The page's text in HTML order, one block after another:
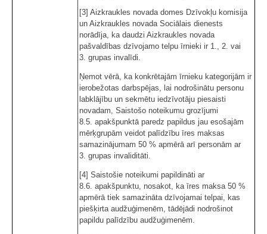
[3] Aizkraukles novada domes Dzīvokļu komisija
un Aizkraukles novada Sociālais dienests
norādīja, ka daudzi Aizkraukles novada
pašvaldības dzīvojamo telpu īrnieki ir 1., 2. vai
3. grupas invalīdi.
Ņemot vērā, ka konkrētajām īrnieku kategorijām ir
ierobežotas darbspējas, lai nodrošinātu personu
labklājību un sekmētu iedzīvotāju piesaisti
novadam, Saistošo noteikumu grozījumi
8.5. apakšpunktā paredz papildus jau esošajām
mērķgrupām veidot palīdzību īres maksas
samazinājumam 50 % apmērā arī personām ar
3. grupas invaliditāti.
[4] Saistošie noteikumi papildināti ar
8.6. apakšpunktu, nosakot, ka īres maksa 50 %
apmērā tiek samazināta dzīvojamai telpai, kas
piešķirta audžuģimenēm, tādējādi nodrošinot
papildu palīdzību audžuģimenēm.